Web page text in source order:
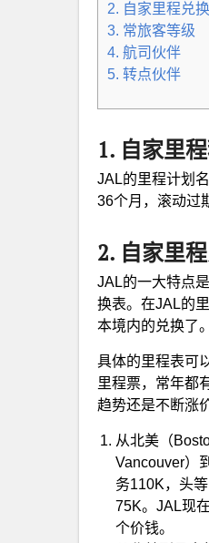
2. 自家里程兑换
3. 常旅客等级
4. 航司伙伴
5. 转点伙伴
1. 自家里
JAL的里程计划
36个月，滚动过
2. 自家里
JAL的一大特点
换表。在JAL的
本境内的兑换了。
具体的里程表可
里程票，常年都
趋势还是不断涨
从北美（
Vancouver）
务110K，头
75K。JAL现
个价钱。